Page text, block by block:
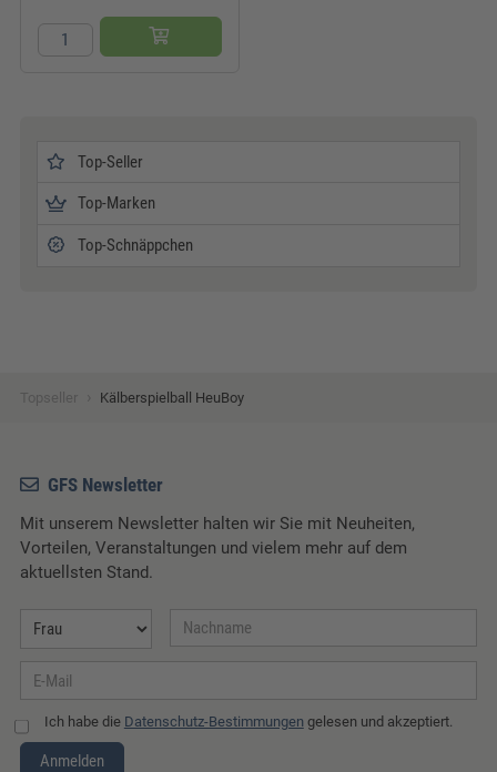
Top-Seller
Top-Marken
Top-Schnäppchen
Topseller Kälberspielball HeuBoy
GFS Newsletter
Mit unserem Newsletter halten wir Sie mit Neuheiten,
Vorteilen, Veranstaltungen und vielem mehr auf dem
aktuellsten Stand.
Ich habe die Datenschutz-Bestimmungen gelesen und akzeptiert.
Anmelden